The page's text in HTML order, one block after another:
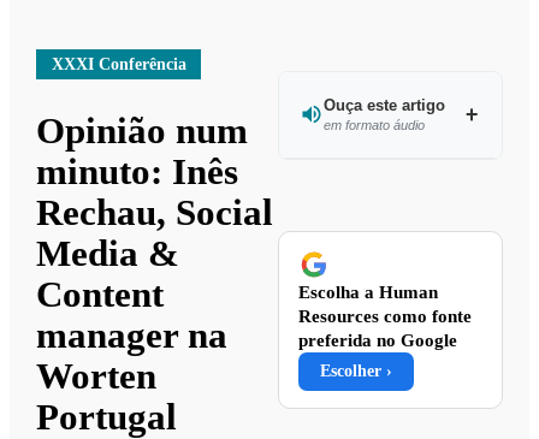
XXXI Conferência
Opinião num
minuto: Inês
Rechau, Social
Media &
Content
manager na
Worten
Portugal
Ouça este artigo
em formato áudio
artigo
Escolha a Human
Resources como fonte
preferida no Google
Escolher ›